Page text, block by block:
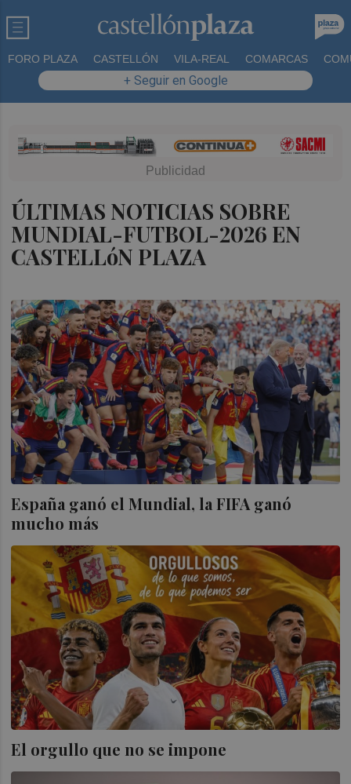
FORO PLAZA CASTELLÓN VILA-REAL COMARCAS
+ Seguir en Google
ÚLTIMAS NOTICIAS SOBRE
MUNDIAL-FUTBOL-2026 EN
CASTELLóN PLAZA
España ganó el Mundial, la FIFA ganó
mucho más
El orgullo que no se impone